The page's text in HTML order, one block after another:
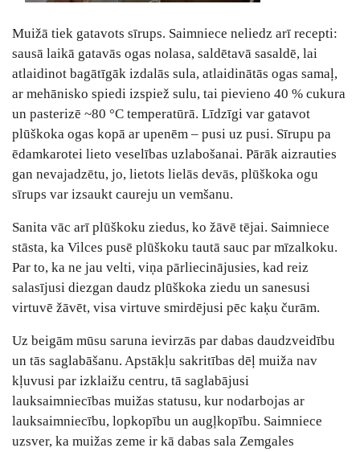
Muižā tiek gatavots sīrups. Saimniece neliedz arī recepti:
sausā laikā gatavās ogas nolasa, saldētavā sasaldē, lai
atlaidinot bagātīgāk izdalās sula, atlaidinātās ogas samaļ,
ar mehānisko spiedi izspiež sulu, tai pievieno 40 % cukura
un pasterizē ~80 °C temperatūrā. Līdzīgi var gatavot
plūškoka ogas kopā ar upenēm – pusi uz pusi. Sīrupu pa
ēdamkarotei lieto veselības uzlabošanai. Pārāk aizrauties
gan nevajadzētu, jo, lietots lielās devās, plūškoka ogu
sīrups var izsaukt caureju un vemšanu.
Sanita vāc arī plūškoku ziedus, ko žāvē tējai. Saimniece
stāsta, ka Vilces pusē plūškoku tautā sauc par mīzalkoku.
Par to, ka ne jau velti, viņa pārliecinājusies, kad reiz
salasījusi diezgan daudz plūškoka ziedu un sanesusi
virtuvē žāvēt, visa virtuve smirdējusi pēc kaķu čurām.
Uz beigām mūsu saruna ievirzās par dabas daudzveidību
un tās saglabāšanu. Apstākļu sakritības dēļ muiža nav
kļuvusi par izklaižu centru, tā saglabājusi
lauksaimniecības muižas statusu, kur nodarbojas ar
lauksaimniecību, lopkopību un augļkopību. Saimniece
uzsver, ka muižas zeme ir kā dabas sala Zemgales